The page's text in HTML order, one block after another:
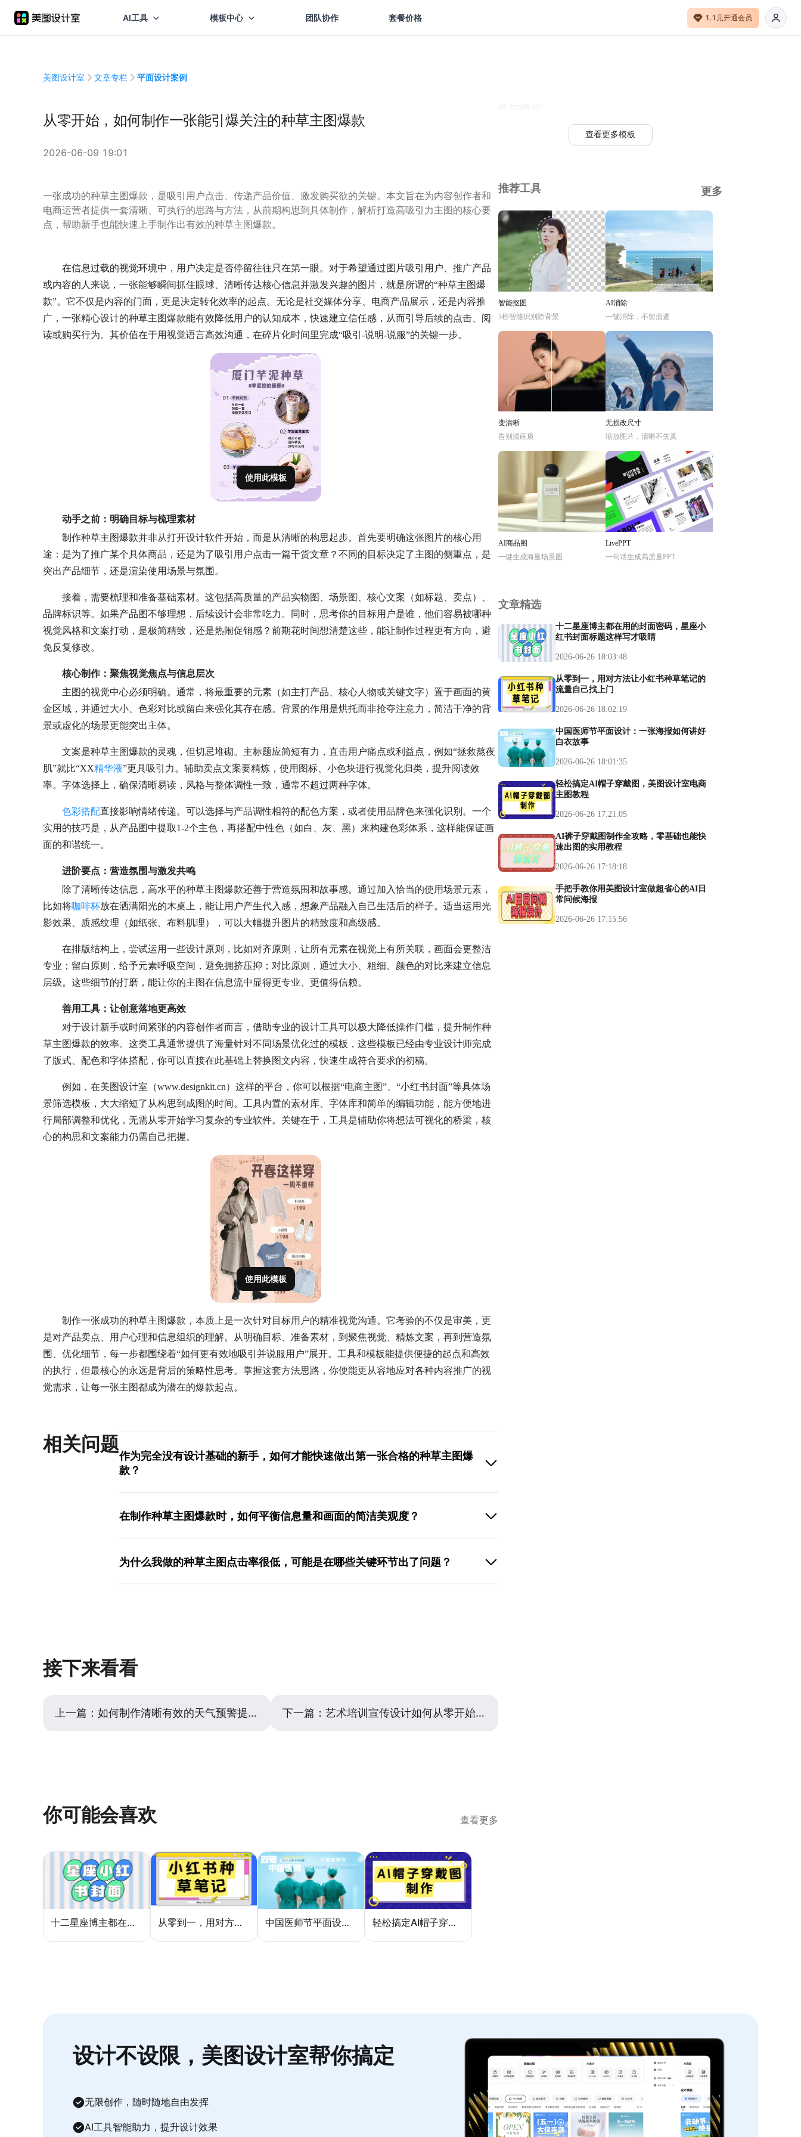
AI工具 模板中心 团队协作 套餐价格 1.1元开通会员
美图设计室 文章专栏 平面设计案例
从零开始，如何制作一张能引爆关注的种草主图爆款
2026-06-09 19:01
一张成功的种草主图爆款，是吸引用户点击、传递产品价值、激发购买欲的关键。本文旨在为内容创作者和
电商运营者提供一套清晰、可执行的思路与方法，从前期构思到具体制作，解析打造高吸引力主图的核心要
点，帮助新手也能快速上手制作出有效的种草主图爆款。
在信息过载的视觉环境中，用户决定是否停留往往只在第一眼。对于希望通过图片吸引用户、推广产品
或内容的人来说，一张能够瞬间抓住眼球、清晰传达核心信息并激发兴趣的图片，就是所谓的“种草主图爆
款”。它不仅是内容的门面，更是决定转化效率的起点。无论是社交媒体分享、电商产品展示，还是内容推
广，一张精心设计的种草主图爆款能有效降低用户的认知成本，快速建立信任感，从而引导后续的点击、阅
读或购买行为。其价值在于用视觉语言高效沟通，在碎片化时间里完成“吸引-说明-说服”的关键一步。
使用此模板
动手之前：明确目标与梳理素材
制作种草主图爆款并非从打开设计软件开始，而是从清晰的构思起步。首先要明确这张图片的核心用
途：是为了推广某个具体商品，还是为了吸引用户点击一篇干货文章？不同的目标决定了主图的侧重点，是
突出产品细节，还是渲染使用场景与氛围。
接着，需要梳理和准备基础素材。这包括高质量的产品实物图、场景图、核心文案（如标题、卖点）、
品牌标识等。如果产品图不够理想，后续设计会非常吃力。同时，思考你的目标用户是谁，他们容易被哪种
视觉风格和文案打动，是极简精致，还是热闹促销感？前期花时间想清楚这些，能让制作过程更有方向，避
免反复修改。
核心制作：聚焦视觉焦点与信息层次
主图的视觉中心必须明确。通常，将最重要的元素（如主打产品、核心人物或关键文字）置于画面的黄
金区域，并通过大小、色彩对比或留白来强化其存在感。背景的作用是烘托而非抢夺注意力，简洁干净的背
景或虚化的场景更能突出主体。
文案是种草主图爆款的灵魂，但切忌堆砌。主标题应简短有力，直击用户痛点或利益点，例如“拯救熬夜
肌”就比“XX精华液”更具吸引力。辅助卖点文案要精炼，使用图标、小色块进行视觉化归类，提升阅读效
率。字体选择上，确保清晰易读，风格与整体调性一致，通常不超过两种字体。
色彩搭配直接影响情绪传递。可以选择与产品调性相符的配色方案，或者使用品牌色来强化识别。一个
实用的技巧是，从产品图中提取1-2个主色，再搭配中性色（如白、灰、黑）来构建色彩体系，这样能保证画
面的和谐统一。
进阶要点：营造氛围与激发共鸣
除了清晰传达信息，高水平的种草主图爆款还善于营造氛围和故事感。通过加入恰当的使用场景元素，
比如将咖啡杯放在洒满阳光的木桌上，能让用户产生代入感，想象产品融入自己生活后的样子。适当运用光
影效果、质感纹理（如纸张、布料肌理），可以大幅提升图片的精致度和高级感。
在排版结构上，尝试运用一些设计原则，比如对齐原则，让所有元素在视觉上有所关联，画面会更整洁
专业；留白原则，给予元素呼吸空间，避免拥挤压抑；对比原则，通过大小、粗细、颜色的对比来建立信息
层级。这些细节的打磨，能让你的主图在信息流中显得更专业、更值得信赖。
善用工具：让创意落地更高效
对于设计新手或时间紧张的内容创作者而言，借助专业的设计工具可以极大降低操作门槛，提升制作种
草主图爆款的效率。这类工具通常提供了海量针对不同场景优化过的模板，这些模板已经由专业设计师完成
了版式、配色和字体搭配，你可以直接在此基础上替换图文内容，快速生成符合要求的初稿。
例如，在美图设计室（www.designkit.cn）这样的平台，你可以根据“电商主图”、“小红书封面”等具体场
景筛选模板，大大缩短了从构思到成图的时间。工具内置的素材库、字体库和简单的编辑功能，能方便地进
行局部调整和优化，无需从零开始学习复杂的专业软件。关键在于，工具是辅助你将想法可视化的桥梁，核
心的构思和文案能力仍需自己把握。
使用此模板
制作一张成功的种草主图爆款，本质上是一次针对目标用户的精准视觉沟通。它考验的不仅是审美，更
是对产品卖点、用户心理和信息组织的理解。从明确目标、准备素材，到聚焦视觉、精炼文案，再到营造氛
围、优化细节，每一步都围绕着“如何更有效地吸引并说服用户”展开。工具和模板能提供便捷的起点和高效
的执行，但最核心的永远是背后的策略性思考。掌握这套方法思路，你便能更从容地应对各种内容推广的视
觉需求，让每一张主图都成为潜在的爆款起点。
相关问题
作为完全没有设计基础的新手，如何才能快速做出第一张合格的种草主图爆
款？
它们的种草主图爆款在构图、配色和文案上的共同点，总结出受欢迎的视觉模式。然后，直接使
个过程能让你在保证基础美观度和规范性的前提下快速出图。通过美图设计室这类工具的模板
在制作种草主图爆款时，如何平衡信息量和画面的简洁美观度？
次，将文字信息视觉化。例如，用图标替代“包邮”、“正品保障”等文字；用进度条或星级展示产品
为什么我做的种草主图点击率很低，可能是在哪些关键环节出了问题？
场景、好评截图或热门标签更有代入感和信任感。解决这些问题需要不断测试和优化，可以制作
那一款种草主图爆款。
接下来看看
上一篇： 如何制作清晰有效的天气预警提醒素材，提升信息传达效率 下一篇： 艺术培训宣传设计如何从零开始，清晰传达课程价值
你可能会喜欢 查看更多
十二星座博主都在用的封面密码，星座小红书封面标题这样写才吸睛 从零到一，用对方法让小红书种草笔记的流量自己找上门 中国医师节平面设计：一张海报如何讲好白衣故事 轻松搞定AI帽子穿戴图，美图设计室电商主图教程
查看更多模板
推荐工具 更多
智能抠图
3秒智能识别除背景
AI消除
一键消除，不留痕迹
变清晰
告别渣画质
无损改尺寸
缩放图片，清晰不失真
AI商品图
一键生成海量场景图
LivePPT
一句话生成高质量PPT
文章精选
十二星座博主都在用的封面密码，星座小
红书封面标题这样写才吸睛
2026-06-26 18:03:48
从零到一，用对方法让小红书种草笔记的
流量自己找上门
2026-06-26 18:02:19
中国医师节平面设计：一张海报如何讲好
白衣故事
2026-06-26 18:01:35
轻松搞定AI帽子穿戴图，美图设计室电商
主图教程
2026-06-26 17:21:05
AI裤子穿戴图制作全攻略，零基础也能快
速出图的实用教程
2026-06-26 17:18:18
手把手教你用美图设计室做超省心的AI日
常问候海报
2026-06-26 17:15:56
设计不设限，美图设计室帮你搞定
无限创作，随时随地自由发挥
AI工具智能助力，提升设计效果